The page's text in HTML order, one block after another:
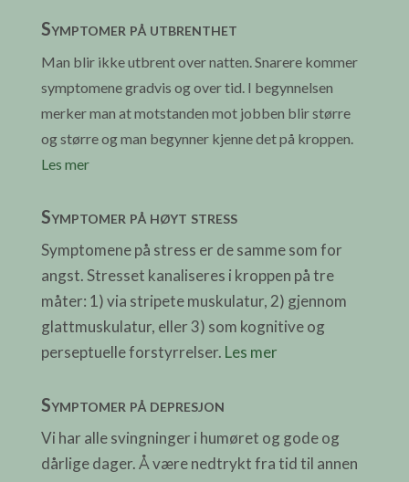
Symptomer på utbrenthet
Man blir ikke utbrent over natten. Snarere kommer
symptomene gradvis og over tid. I begynnelsen
merker man at motstanden mot jobben blir større
og større og man begynner kjenne det på kroppen.
Les mer
Symptomer på høyt stress
Symptomene på stress er de samme som for
angst. Stresset kanaliseres i kroppen på tre
måter: 1) via stripete muskulatur, 2) gjennom
glattmuskulatur, eller 3) som kognitive og
perseptuelle forstyrrelser. Les mer
Symptomer på depresjon
Vi har alle svingninger i humøret og gode og
dårlige dager. Å være nedtrykt fra tid til annen